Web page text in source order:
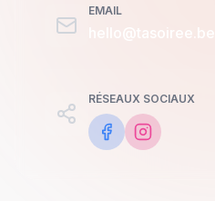
EMAIL
hello@tasoiree.be
RÉSEAUX SOCIAUX